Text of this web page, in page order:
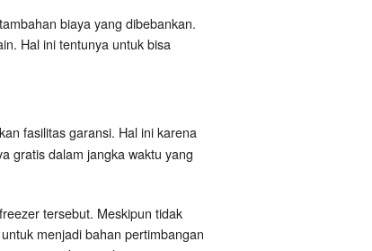
biaya yang dibebankan.
Hal ini tentunya untuk bisa
fasilitas garansi. Hal ini karena
gratis dalam jangka waktu yang
tersebut. Meskipun tidak
menjadi bahan pertimbangan